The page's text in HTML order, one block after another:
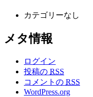
カテゴリーなし
メタ情報
ログイン
投稿の RSS
コメントの RSS
WordPress.org